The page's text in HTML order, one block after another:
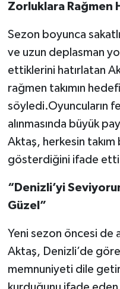
Zorluklara Rağmen
Sezon boyunca
ve uzun deplasman
ettiklerini hatırlatan
rağmen takımın
söyledi.Oyuncuların
alınmasında büyük
Aktaş, herkesin takım
gösterdiğini ifade
“Denizli’yi
Güzel”
Yeni sezon öncesi de
Aktaş, Denizli’de
memnuniyeti dile